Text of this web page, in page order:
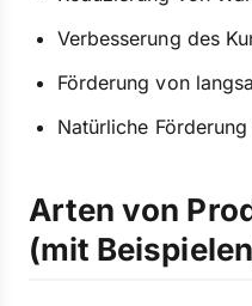
Verbesserung des
Förderung von
Natürliche
Arten von
(mit